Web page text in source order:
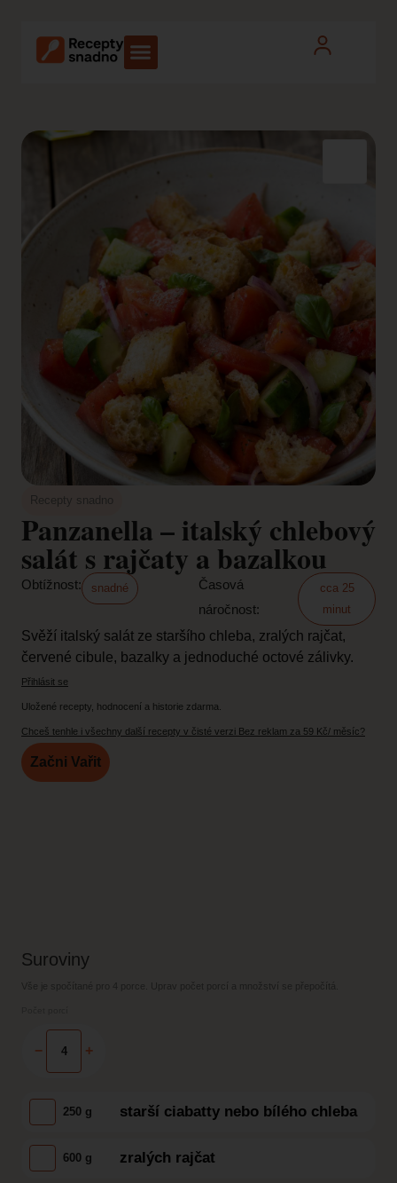
Recepty snadno
Panzanella – italský chlebový
salát s rajčaty a bazalkou
Obtížnost: snadné
Časová
náročnost:
cca 25
minut
Svěží italský salát ze staršího chleba, zralých rajčat,
červené cibule, bazalky a jednoduché octové zálivky.
Přihlásit se
Uložené recepty, hodnocení a historie zdarma.
Chceš tenhle i všechny další recepty v čisté verzi Bez reklam za 59 Kč/ měsíc?
Začni Vařit
Suroviny
Vše je spočítané pro 4 porce . Uprav počet porcí a množství se přepočítá.
− +
250 g starší ciabatty nebo bílého chleba
600 g zralých rajčat